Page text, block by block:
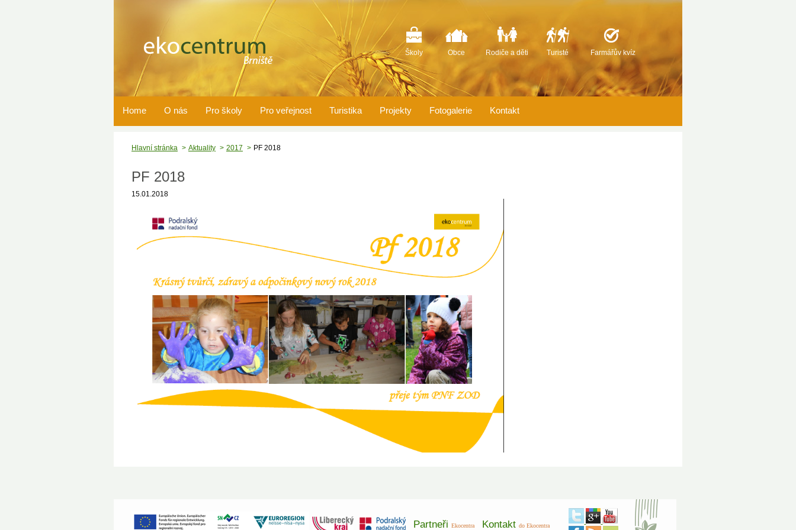
Školy Obce Rodiče a děti Turisté Farmářův kvíz
Home O nás Pro školy Pro veřejnost Turistika Projekty Fotogalerie Kontakt
Hlavní stránka Aktuality 2017 PF 2018
PF 2018
15.01.2018
Partneři Ekocentra Kontakt do Ekocentra